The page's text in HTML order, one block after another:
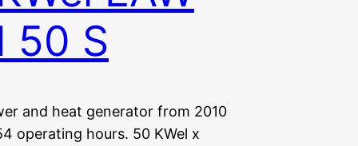
50 S
and heat generator from 2010
operating hours. 50 KWel x